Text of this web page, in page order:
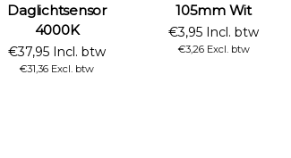
Daglichtsensor
4000K
€37,95 Incl. btw
€31,36 Excl. btw
105mm Wit
€3,95 Incl. btw
€3,26 Excl. btw